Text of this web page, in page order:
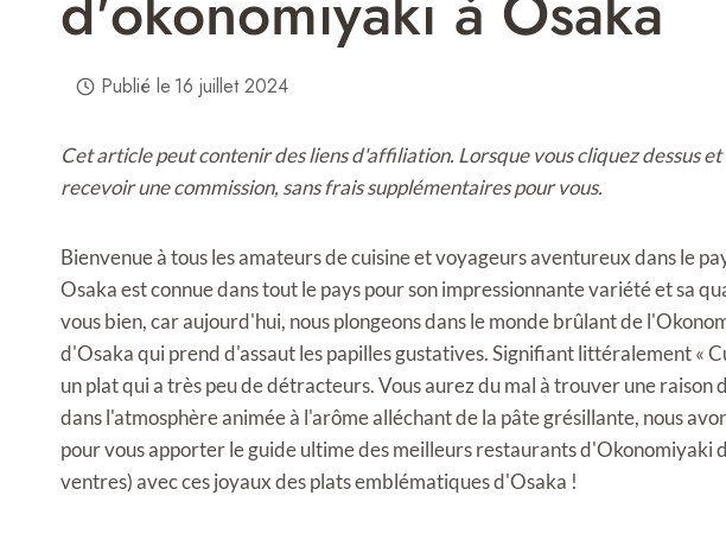
Publié le 16 juillet 2024
Cet article peut contenir des liens d'affiliation. Lorsque vous cliquez dessus
recevoir une commission, sans frais supplémentaires pour vous.
Bienvenue à tous les amateurs de cuisine et voyageurs aventureux dans le
Osaka est connue dans tout le pays pour son impressionnante variété et sa
vous bien, car aujourd'hui, nous plongeons dans le monde brûlant de
d'Osaka qui prend d'assaut les papilles gustatives. Signifiant littéralement «
un plat qui a très peu de détracteurs. Vous aurez du mal à trouver une raison
dans l'atmosphère animée à l'arôme alléchant de la pâte grésillante, nous
pour vous apporter le guide ultime des meilleurs restaurants d'Okonomiyaki
ventres) avec ces joyaux des plats emblématiques d'Osaka !